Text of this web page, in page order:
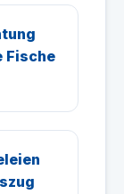
Fische